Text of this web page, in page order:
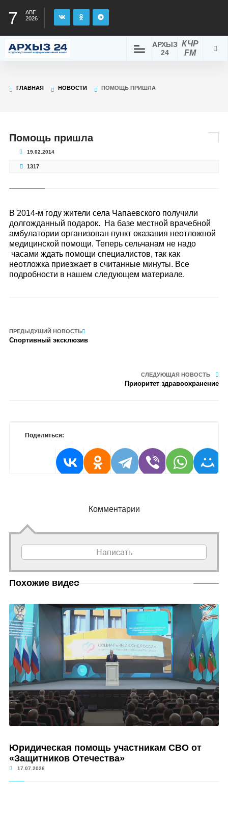
7
АВГ
2026
КЧР
FM
АРХЫЗ
24
ГЛАВНАЯ НОВОСТИ ПОМОЩЬ ПРИШЛА
Помощь пришла
19.02.2014
1317
В 2014-м году жители села Чапаевского получили
долгожданный подарок. На базе местной врачебной
амбулатории организован пункт оказания неотложной
медицинской помощи. Теперь сельчанам не надо
часами ждать помощи специалистов, так как
неотложка приезжает в считанные минуты. Все
подробности в нашем следующем материале.
ПРЕДЫДУЩИЙ НОВОСТЬ
Спортивный эксклюзив
СЛЕДУЮЩАЯ НОВОСТЬ
Приоритет здравоохранение
Поделиться:
Комментарии
Написать
Похожие видео
Юридическая помощь участникам СВО от
«Защитников Отечества»
17.07.2026